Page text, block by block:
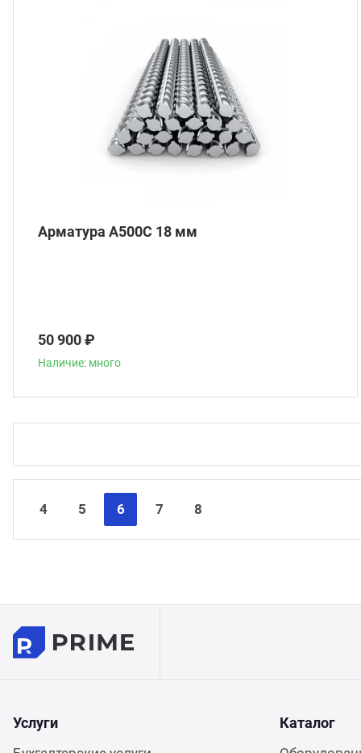
Арматура А500С 18 мм
50 900 ₽
Наличие: много
4 5 6 7 8
Услуги Каталог